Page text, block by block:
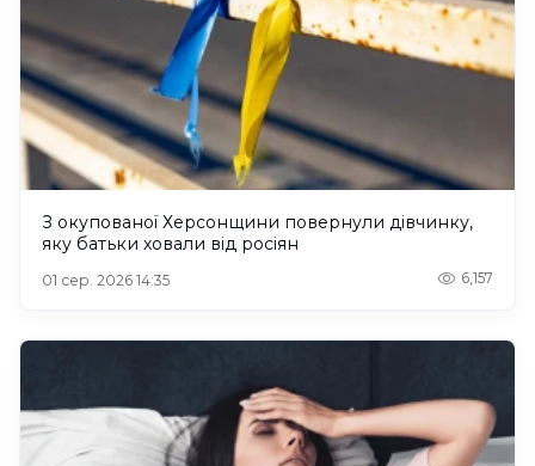
З окупованої Херсонщини повернули дівчинку,
яку батьки ховали від росіян
01 сер. 2026 14:35 6,157